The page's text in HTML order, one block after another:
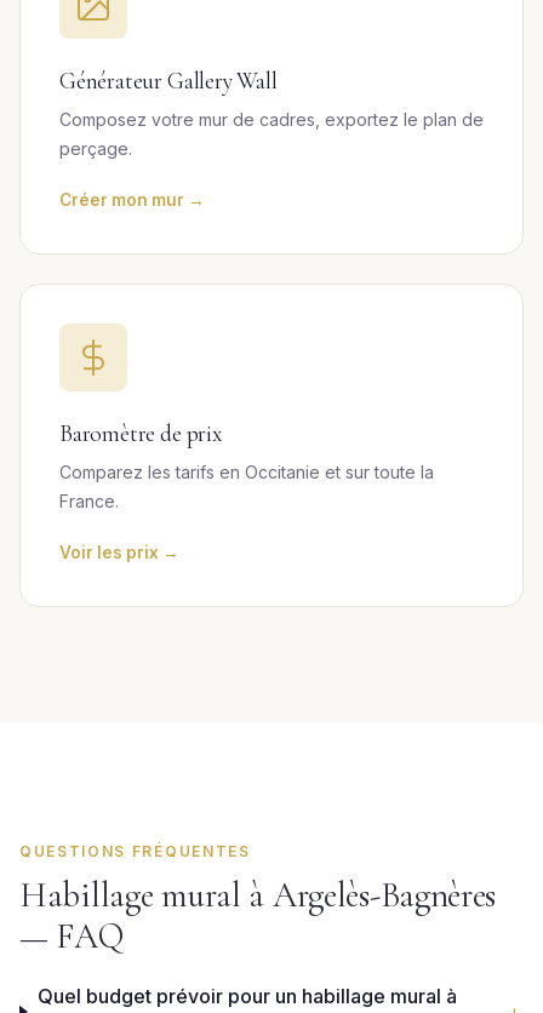
Générateur Gallery Wall
Composez votre mur de cadres, exportez le plan de
perçage.
Créer mon mur →
Baromètre de prix
Comparez les tarifs en Occitanie et sur toute la
France.
Voir les prix →
QUESTIONS FRÉQUENTES
Habillage mural à Argelès-Bagnères
— FAQ
Quel budget prévoir pour un habillage mural à